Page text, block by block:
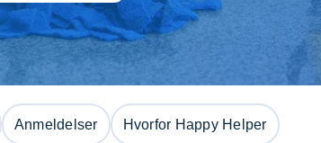
Anmeldelser Hvorfor Happy Helper